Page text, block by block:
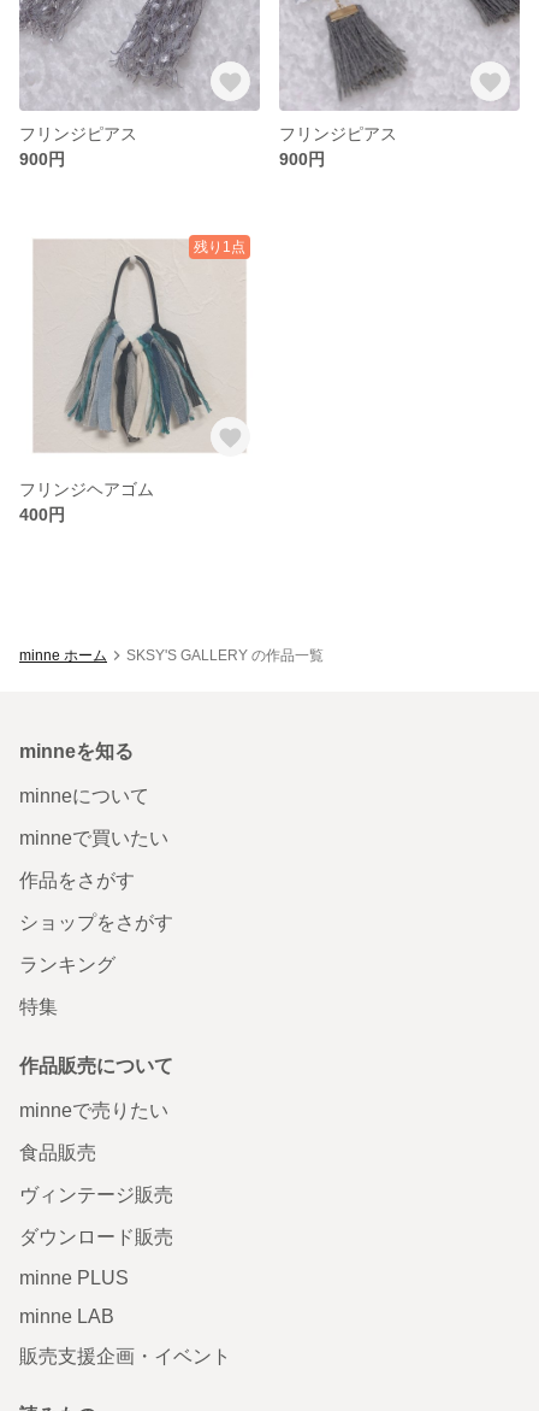
フリンジピアス
900円
フリンジピアス
900円
残り1点
フリンジヘアゴム
400円
minne ホーム SKSY'S GALLERY の作品一覧
minneを知る
minneについて
minneで買いたい
作品をさがす
ショップをさがす
ランキング
特集
作品販売について
minneで売りたい
食品販売
ヴィンテージ販売
ダウンロード販売
minne PLUS
minne LAB
販売支援企画・イベント